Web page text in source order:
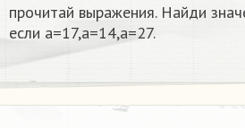
прочитай выражения. Найди
если а=17,а=14,а=27.